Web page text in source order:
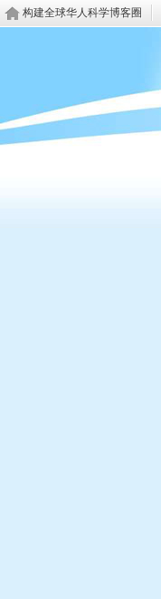
构建全球华人科学博客圈